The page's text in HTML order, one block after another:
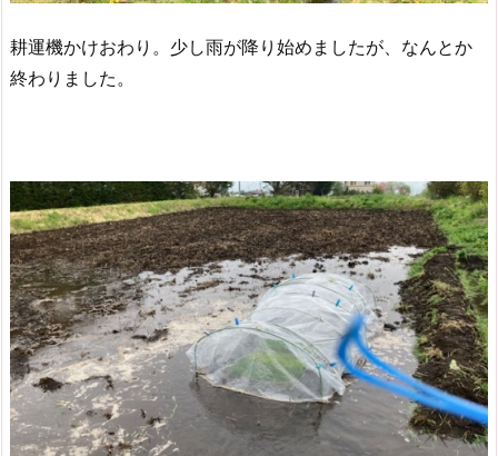
耕運機かけおわり。少し雨が降り始めましたが、なんとか
終わりました。